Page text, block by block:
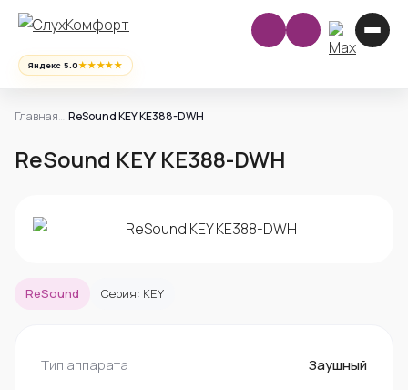
Яндекс 5.0★★★★★
Главная ReSound KEY KE388-DWH
ReSound KEY KE388-DWH
ReSound Серия: KEY
Тип аппарата
Заушный